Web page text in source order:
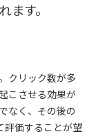
ます。
クリック数が多
こさせる効果が
なく、その後の
評価することが望